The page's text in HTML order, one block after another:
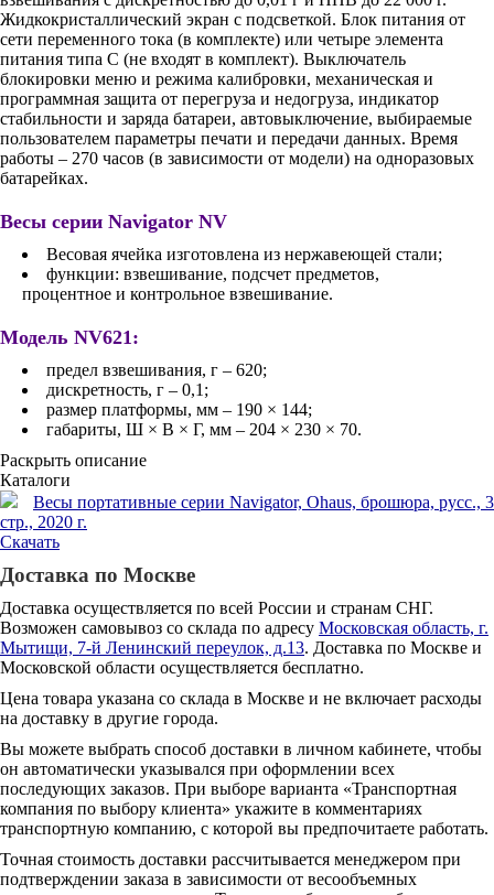
Жидкокристаллический экран с подсветкой. Блок питания от
сети переменного тока (в комплекте) или четыре элемента
питания типа C (не входят в комплект). Выключатель
блокировки меню и режима калибровки, механическая и
программная защита от перегруза и недогруза, индикатор
стабильности и заряда батареи, автовыключение, выбираемые
пользователем параметры печати и передачи данных. Время
работы – 270 часов (в зависимости от модели) на одноразовых
батарейках.
Весы серии Navigator NV
Весовая ячейка изготовлена из нержавеющей стали;
функции: взвешивание, подсчет предметов,
процентное и контрольное взвешивание.
Модель NV621:
предел взвешивания, г – 620;
дискретность, г – 0,1;
размер платформы, мм – 190 × 144;
габариты, Ш × В × Г, мм – 204 × 230 × 70.
Раскрыть описание
Каталоги
Весы портативные серии Navigator, Ohaus, брошюра, русс., 3
стр., 2020 г.
Скачать
Доставка по Москве
Доставка осуществляется по всей России и странам СНГ.
Возможен самовывоз со склада по адресу Московская область, г.
Мытищи, 7-й Ленинский переулок, д.13. Доставка по Москве и
Московской области осуществляется бесплатно.
Цена товара указана со склада в Москве и не включает расходы
на доставку в другие города.
Вы можете выбрать способ доставки в личном кабинете, чтобы
он автоматически указывался при оформлении всех
последующих заказов. При выборе варианта «Транспортная
компания по выбору клиента» укажите в комментариях
транспортную компанию, с которой вы предпочитаете работать.
Точная стоимость доставки рассчитывается менеджером при
подтверждении заказа в зависимости от весообъемных